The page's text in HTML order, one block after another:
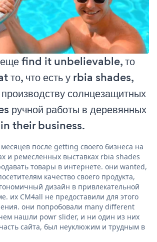
еще find it unbelievable, то
то, что есть у rbia shades,
солнцезащитных
ручной работы в деревянных
their business.
после getting своего бизнеса на
и ремесленных выставках rbia shades
товары в интернете. они wanted,
качество своего продукта,
дизайн в привлекательной
их CM4all не предоставили для этого
они попробовали many different
нашли powr slider, и ни один из них
сайта, был неуклюжим и трудным в